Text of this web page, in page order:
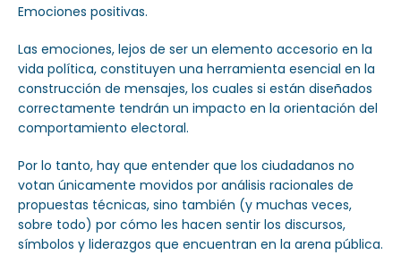
Emociones positivas.
Las emociones, lejos de ser un elemento accesorio en la
vida política, constituyen una herramienta esencial en la
construcción de mensajes, los cuales si están diseñados
correctamente tendrán un impacto en la orientación del
comportamiento electoral.
Por lo tanto, hay que entender que los ciudadanos no
votan únicamente movidos por análisis racionales de
propuestas técnicas, sino también (y muchas veces,
sobre todo) por cómo les hacen sentir los discursos,
símbolos y liderazgos que encuentran en la arena pública.